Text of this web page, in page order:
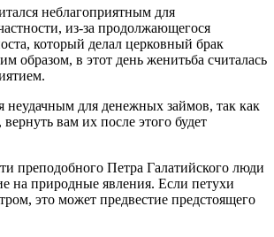
неблагоприятным для
из-за продолжающегося
который делал церковный брак
образом, в этот день женитьба считалась
неудачным для денежных займов, так как
вам их после этого будет
преподобного Петра Галатийского люди
на природные явления. Если петухи
это может предвестие предстоящего